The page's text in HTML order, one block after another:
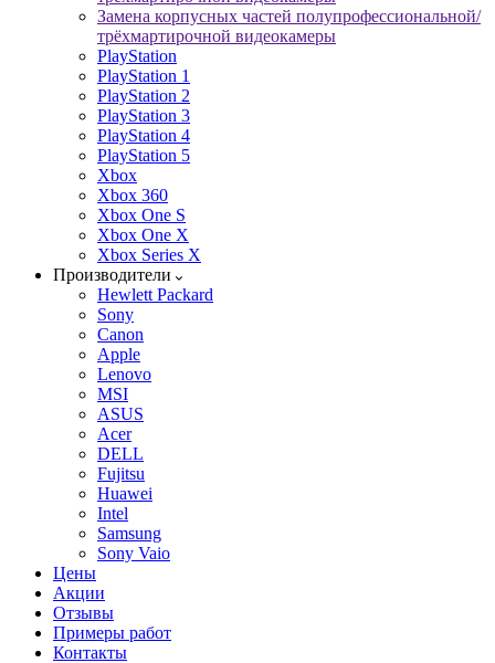
Замена корпусных частей полупрофессиональной/
трёхмартирочной видеокамеры
PlayStation
PlayStation 1
PlayStation 2
PlayStation 3
PlayStation 4
PlayStation 5
Xbox
Xbox 360
Xbox One S
Xbox One X
Xbox Series X
Производители
Hewlett Packard
Sony
Canon
Apple
Lenovo
MSI
ASUS
Acer
DELL
Fujitsu
Huawei
Intel
Samsung
Sony Vaio
Цены
Акции
Отзывы
Примеры работ
Контакты